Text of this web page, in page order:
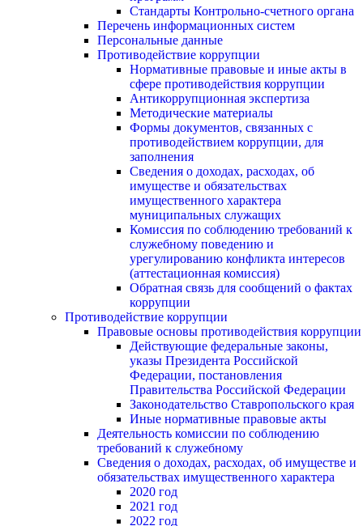
Стандарты Контрольно-счетного органа
Перечень информационных систем
Персональные данные
Противодействие коррупции
Нормативные правовые и иные акты в
сфере противодействия коррупции
Антикоррупционная экспертиза
Методические материалы
Формы документов, связанных с
противодействием коррупции, для
заполнения
Сведения о доходах, расходах, об
имуществе и обязательствах
имущественного характера
муниципальных служащих
Комиссия по соблюдению требований к
служебному поведению и
урегулированию конфликта интересов
(аттестационная комиссия)
Обратная связь для сообщений о фактах
коррупции
Противодействие коррупции
Правовые основы противодействия коррупции
Действующие федеральные законы,
указы Президента Российской
Федерации, постановления
Правительства Российской Федерации
Законодательство Ставропольского края
Иные нормативные правовые акты
Деятельность комиссии по соблюдению
требований к служебному
Сведения о доходах, расходах, об имуществе и
обязательствах имущественного характера
2020 год
2021 год
2022 год